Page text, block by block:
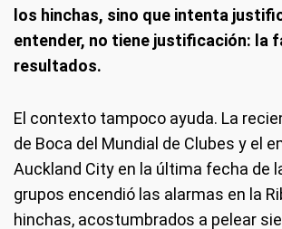
los hinchas, sino que intenta
entender, no tiene justificación: la
resultados.
El contexto tampoco ayuda. La
de Boca del Mundial de Clubes y el
Auckland City en la última fecha de
grupos encendió las alarmas en la
hinchas, acostumbrados a pelear